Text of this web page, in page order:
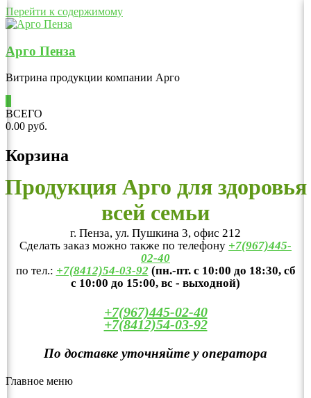
Перейти к содержимому
Арго Пенза
Витрина продукции компании Арго
ВСЕГО
0.00 руб.
Корзина
Продукция Арго для здоровья
всей семьи
г. Пенза, ул. Пушкина 3, офис 212
Сделать заказ можно также по телефону +7(967)445-
02-40
по тел.: +7(8412)54-03-92 (пн.-пт. с 10:00 до 18:30, сб
с 10:00 до 15:00, вс - выходной)
+7(967)445-02-40
+7(8412)54-03-92
По доставке уточняйте у оператора
Главное меню